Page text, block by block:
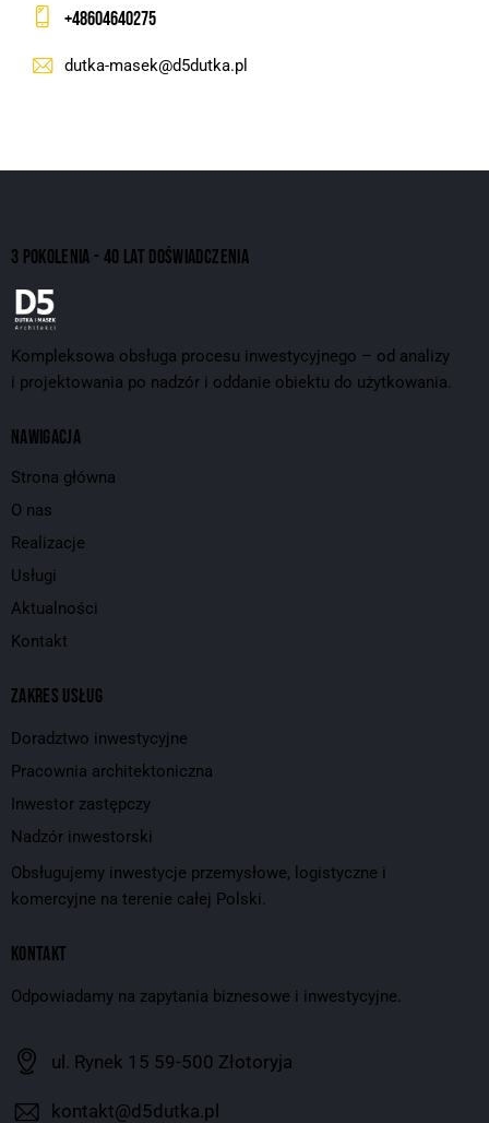
+48604640275
dutka-masek@d5dutka.pl
3 POKOLENIA - 40 LAT DOŚWIADCZENIA
Kompleksowa obsługa procesu inwestycyjnego – od analizy
i projektowania po nadzór i oddanie obiektu do użytkowania.
NAWIGACJA
Strona główna
O nas
Realizacje
Usługi
Aktualności
Kontakt
ZAKRES USŁUG
Doradztwo inwestycyjne
Pracownia architektoniczna
Inwestor zastępczy
Nadzór inwestorski
Obsługujemy inwestycje przemysłowe, logistyczne i
komercyjne na terenie całej Polski.
KONTAKT
Odpowiadamy na zapytania biznesowe i inwestycyjne.
ul. Rynek 15 59-500 Złotoryja
kontakt@d5dutka.pl